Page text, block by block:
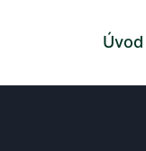
Úvod